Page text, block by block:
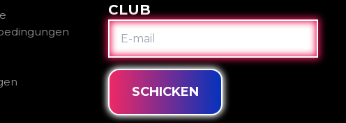
CLUB
E-
MAIL
SCHICKEN